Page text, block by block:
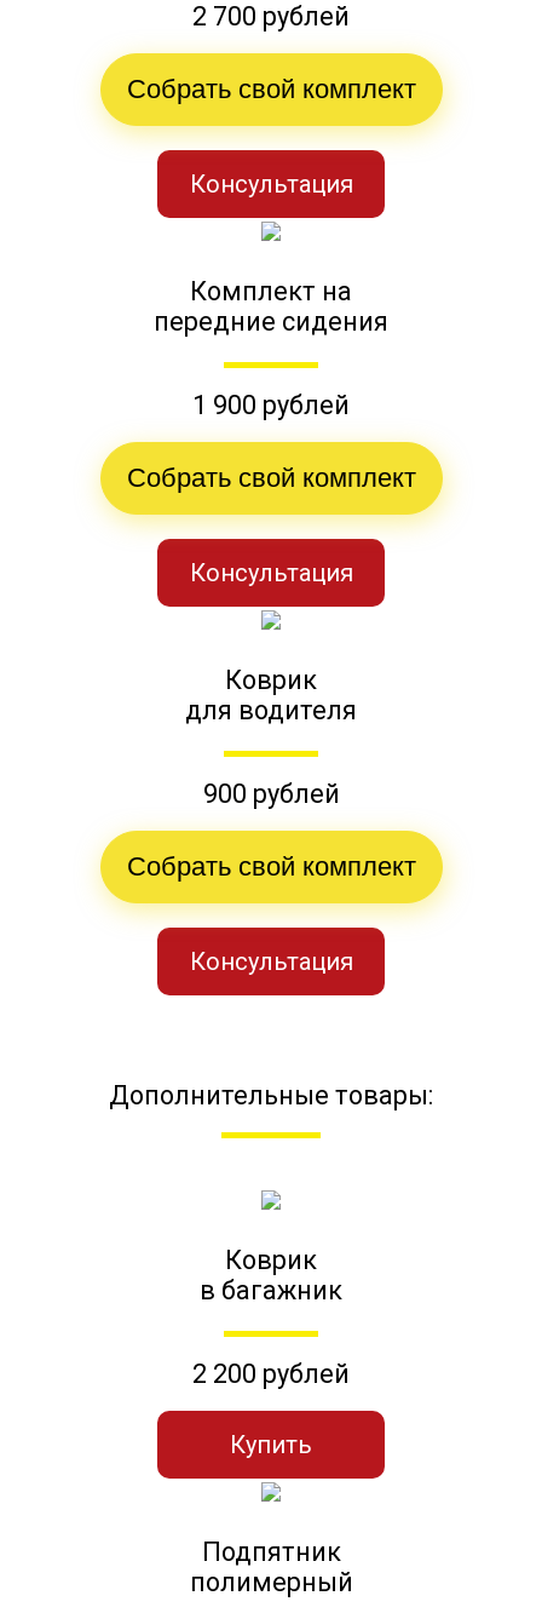
2 700 рублей
Собрать свой комплект
Консультация
Комплект на
передние сидения
1 900 рублей
Собрать свой комплект
Консультация
Коврик
для водителя
900 рублей
Собрать свой комплект
Консультация
Дополнительные товары:
Коврик
в багажник
2 200 рублей
Купить
Подпятник
полимерный